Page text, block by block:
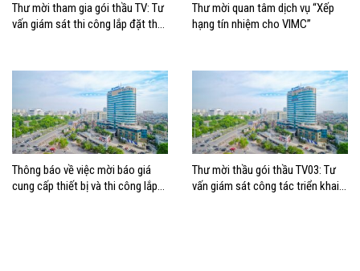
Thư mời tham gia gói thầu TV: Tư
vấn giám sát thi công lắp đặt thay
Thư mời quan tâm dịch vụ “Xếp
hạng tín nhiệm cho VIMC”
Thông báo về việc mời báo giá
cung cấp thiết bị và thi công lắp
Thư mời thầu gói thầu TV03: Tư
vấn giám sát công tác triển khai